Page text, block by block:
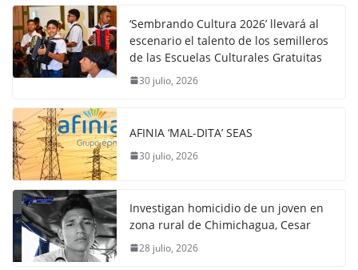
‘Sembrando Cultura 2026’ llevará al
escenario el talento de los semilleros
de las Escuelas Culturales Gratuitas
30 julio, 2026
AFINIA ‘MAL-DITA’ SEAS
30 julio, 2026
Investigan homicidio de un joven en
zona rural de Chimichagua, Cesar
28 julio, 2026